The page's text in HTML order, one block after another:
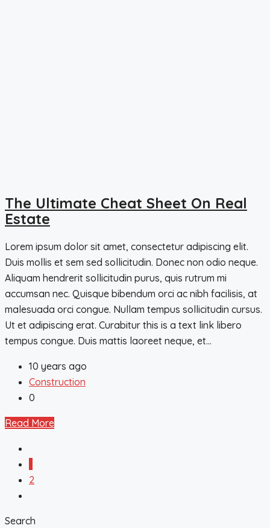
The Ultimate Cheat Sheet On Real
Estate
Lorem ipsum dolor sit amet, consectetur adipiscing elit.
Duis mollis et sem sed sollicitudin. Donec non odio neque.
Aliquam hendrerit sollicitudin purus, quis rutrum mi
accumsan nec. Quisque bibendum orci ac nibh facilisis, at
malesuada orci congue. Nullam tempus sollicitudin cursus.
Ut et adipiscing erat. Curabitur this is a text link libero
tempus congue. Duis mattis laoreet neque, et...
10 years ago
Construction
0
Read More
2
Search